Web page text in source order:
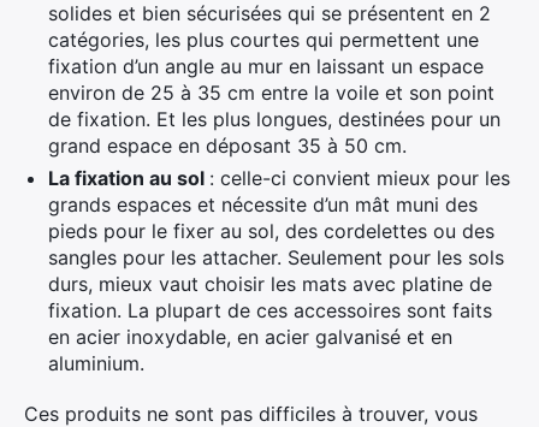
solides et bien sécurisées qui se présentent en 2
catégories, les plus courtes qui permettent une
fixation d’un angle au mur en laissant un espace
environ de 25 à 35 cm entre la voile et son point
de fixation. Et les plus longues, destinées pour un
grand espace en déposant 35 à 50 cm.
La fixation au sol : celle-ci convient mieux pour les
grands espaces et nécessite d’un mât muni des
pieds pour le fixer au sol, des cordelettes ou des
sangles pour les attacher. Seulement pour les sols
durs, mieux vaut choisir les mats avec platine de
fixation. La plupart de ces accessoires sont faits
en acier inoxydable, en acier galvanisé et en
aluminium.
Ces produits ne sont pas difficiles à trouver, vous